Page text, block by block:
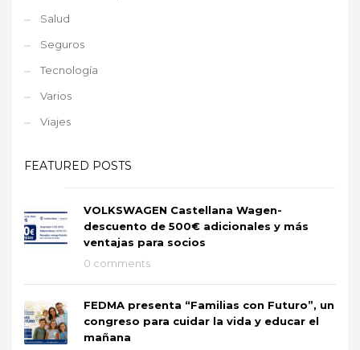
Salud
Seguros
Tecnología
Varios
Viajes
FEATURED POSTS
VOLKSWAGEN Castellana Wagen-
descuento de 500€ adicionales y más
ventajas para socios
0 comments
FEDMA presenta “Familias con Futuro”, un
congreso para cuidar la vida y educar el
mañana